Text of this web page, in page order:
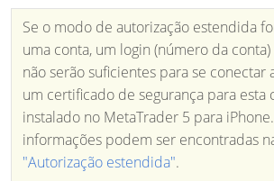
Se o modo de autorização estendida
uma conta, um login (número da
não serão suficientes para se conectar
um certificado de segurança para esta
instalado no MetaTrader 5 para
informações podem ser encontradas
"Autorização estendida".